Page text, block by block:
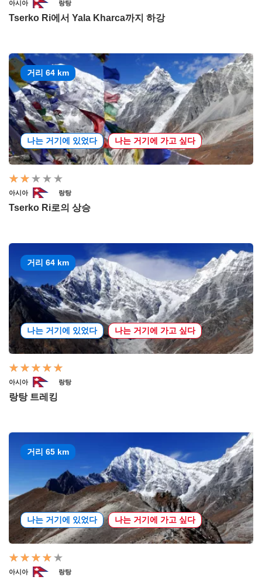
아시아 랑탕
Tserko Ri에서 Yala Kharca까지 하강
거리 64 km
나는 거기에 있었다 나는 거기에 가고 싶다
아시아 랑탕
Tserko Ri로의 상승
거리 64 km
나는 거기에 있었다 나는 거기에 가고 싶다
아시아 랑탕
랑탕 트레킹
거리 65 km
나는 거기에 있었다 나는 거기에 가고 싶다
아시아 랑탕